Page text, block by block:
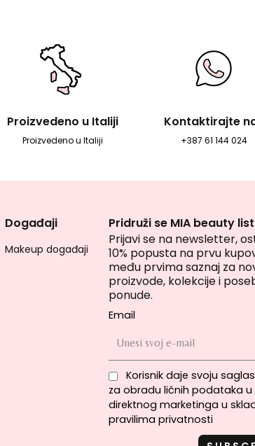
Proizvedeno u Italiji
Proizvedeno u Italiji
Kontaktirajte
+387 61 144 024
Događaji
Makeup događaji
Pridruži se MIA beauty
Prijavi se na newsletter,
10% popusta na prvu
među prvima saznaj za
proizvode, kolekcije i
ponude.
Email
Korisnik daje svoju
za obradu ličnih podataka u
direktnog marketinga u
pravilima privatnosti